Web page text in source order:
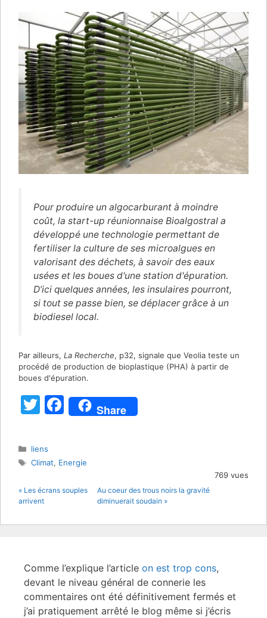
Pour produire un algocarburant à moindre
coût, la start-up réunionnaise Bioalgostral a
développé une technologie permettant de
fertiliser la culture de ses microalgues en
valorisant des déchets, à savoir des eaux
usées et les boues d'une station d'épuration.
D’ici quelques années, les insulaires pourront,
si tout se passe bien, se déplacer grâce à un
biodiesel local.
Par ailleurs, La Recherche, p32, signale que Veolia teste un
procédé de production de bioplastique (PHA) à partir de
boues d'épuration.
T
itt
er
F
a
e
o
o
Share
Catégories
liens
Étiquettes
Climat, Energie
769 vues
« Les écrans souples
arrivent
Au coeur des trous noirs la gravité
diminuerait soudain »
Comme l’explique l’article on est trop cons,
devant le niveau général de connerie les
commentaires ont été définitivement fermés et
j’ai pratiquement arrêté le blog même si j’écris